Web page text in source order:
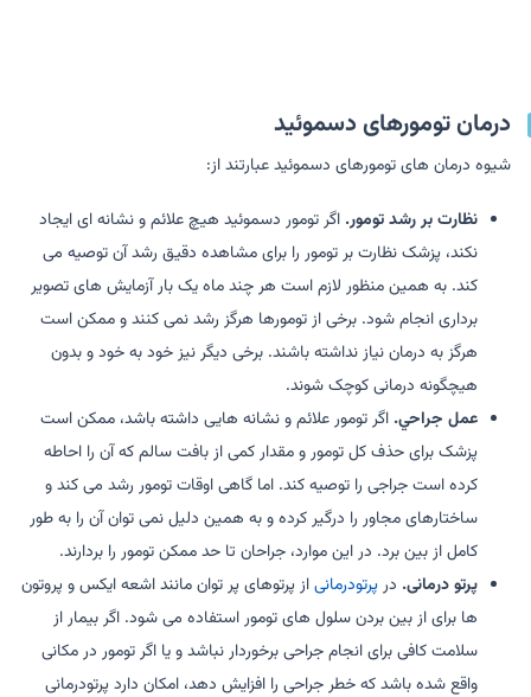
درمان تومورهای دسموئید
شیوه درمان های تومورهای دسموئید عبارتند از:
نظارت بر رشد تومور. اگر تومور دسموئید هیچ علائم و نشانه ای ایجاد
نکند، پزشک نظارت بر تومور را برای مشاهده دقیق رشد آن توصیه می
کند. به همین منظور لازم است هر چند ماه یک بار آزمایش های تصویر
برداری انجام شود. برخی از تومورها هرگز رشد نمی کنند و ممکن است
هرگز به درمان نیاز نداشته باشند. برخی دیگر نیز خود به خود و بدون
هیچگونه درمانی کوچک شوند.
عمل جراحي. اگر تومور علائم و نشانه هایی داشته باشد، ممکن است
پزشک برای حذف کل تومور و مقدار کمی از بافت سالم که آن را احاطه
کرده است جراجی را توصیه کند. اما گاهی اوقات تومور رشد می کند و
ساختارهای مجاور را درگیر کرده و به همین دلیل نمی توان آن را به طور
کامل از بین برد. در این موارد، جراحان تا حد ممکن تومور را بردارند.
پرتو درمانی. درپرتودرمانیاز پرتوهای پر توان مانند اشعه ایکس و پروتون
ها برای از بین بردن سلول های تومور استفاده می شود. اگر بیمار از
سلامت کافی برای انجام جراحی برخوردار نباشد و یا اگر تومور در مکانی
واقع شده باشد که خطر جراحی را افزایش دهد، امکان دارد پرتودرمانی